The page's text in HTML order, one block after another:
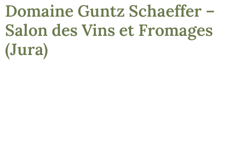
Domaine Guntz Schaeffer –
Salon des Vins et Fromages
(Jura)